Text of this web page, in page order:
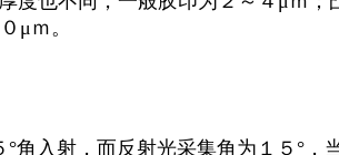
μｍ。
角入射，而反射光采集角为１５°，